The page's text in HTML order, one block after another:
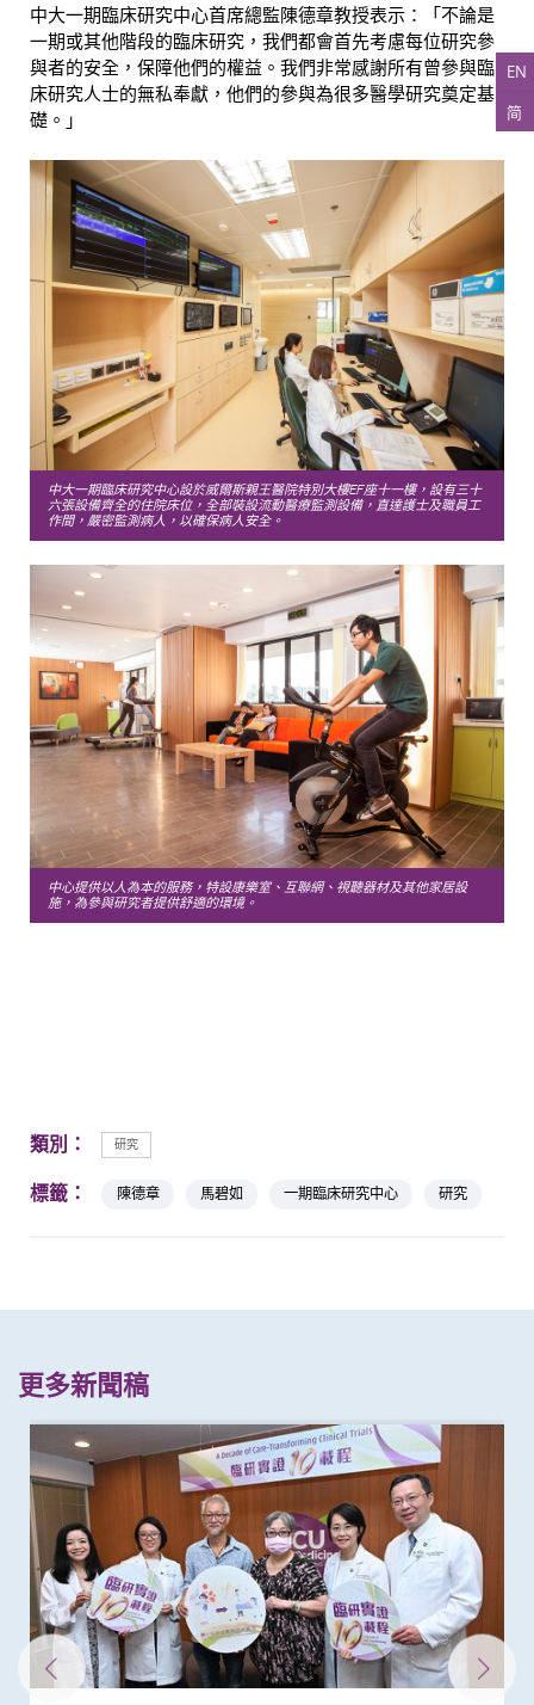
EN
简
中大一期臨床研究中心首席總監陳德章教授表示：「不論是
一期或其他階段的臨床研究，我們都會首先考慮每位研究參
與者的安全，保障他們的權益。我們非常感謝所有曾參與臨
床研究人士的無私奉獻，他們的參與為很多醫學研究奠定基
礎。」
中大一期臨床研究中心設於威爾斯親王醫院特別大樓EF座十一樓，設有三十
六張設備齊全的住院床位，全部裝設流動醫療監測設備，直達護士及職員工
作間，嚴密監測病人，以確保病人安全。
中心提供以人為本的服務，特設康樂室、互聯網、視聽器材及其他家居設
施，為參與研究者提供舒適的環境。
類別： 研究
標籤： 陳德章 馬碧如 一期臨床研究中心 研究
更多新聞稿